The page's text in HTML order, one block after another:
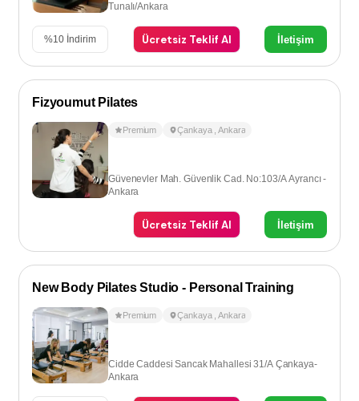
Tunalı/Ankara
%10 İndirim Ücretsiz Teklif Al İletişim
Fizyoumut Pilates
Premium Çankaya ,Ankara
Güvenevler Mah. Güvenlik Cad. No:103/A Ayrancı -
Ankara
Ücretsiz Teklif Al İletişim
New Body Pilates Studio - Personal Training
Premium Çankaya ,Ankara
Cidde Caddesi Sancak Mahallesi 31/A Çankaya-
Ankara